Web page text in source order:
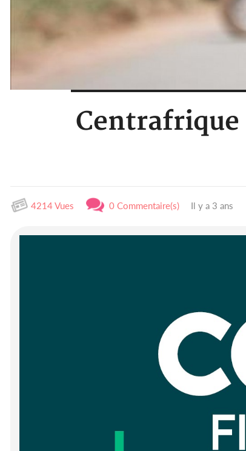
Centrafrique
4214 Vues 0 Commentaire(s) Il y a 3 ans